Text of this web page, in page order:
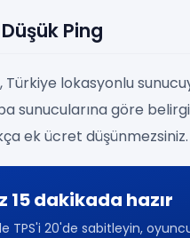
Ping
Türkiye lokasyonlu
sunucularına göre
ek ücret düşünmezsiniz.
15 dakikada hazır
TPS'i 20'de sabitleyin,